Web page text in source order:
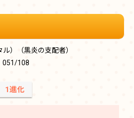
）（黒炎の支配者）
051/108
1進化